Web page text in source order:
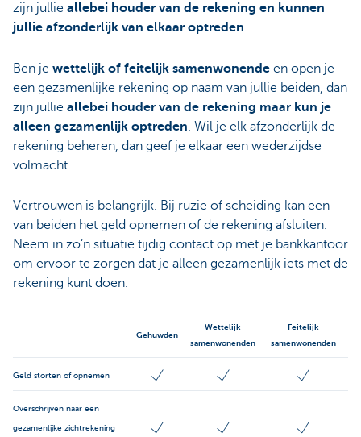
zijn jullie allebei houder van de rekening en kunnen
jullie afzonderlijk van elkaar optreden.
Ben je wettelijk of feitelijk samenwonende en open je
een gezamenlijke rekening op naam van jullie beiden, dan
zijn jullie allebei houder van de rekening maar kun je
alleen gezamenlijk optreden. Wil je elk afzonderlijk de
rekening beheren, dan geef je elkaar een wederzijdse
volmacht.
Vertrouwen is belangrijk. Bij ruzie of scheiding kan een
van beiden het geld opnemen of de rekening afsluiten.
Neem in zo’n situatie tijdig contact op met je bankkantoor
om ervoor te zorgen dat je alleen gezamenlijk iets met de
rekening kunt doen.
Gehuwden
Wettelijk
samenwonenden
Feitelijk
samenwonenden
Geld storten of opnemen
Overschrijven naar een
gezamenlijke zichtrekening